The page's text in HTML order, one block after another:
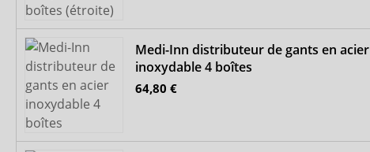
Medi-Inn distributeur de gants en acier
inoxydable 4 boîtes
64,80 €